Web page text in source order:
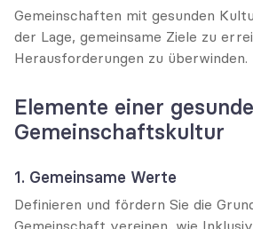
Gemeinschaften mit gesunden
der Lage, gemeinsame Ziele zu
Herausforderungen zu überwinden.
Elemente einer
Gemeinschaftskultur
1. Gemeinsame Werte
Definieren und fördern Sie die
Gemeinschaft vereinen, wie